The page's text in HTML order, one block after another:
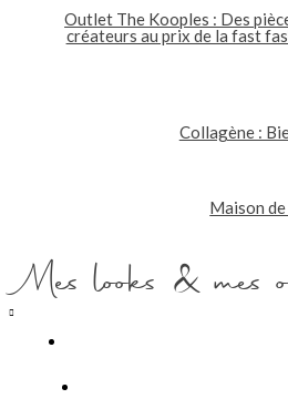
Outlet The Kooples : Des
créateurs au prix de la fast
Collagène :
Maison
Mes looks & mes